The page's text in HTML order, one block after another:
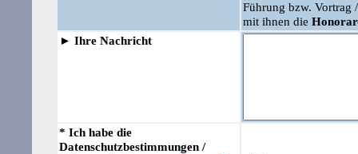
Führung bzw. Vortrag
mit ihnen die
► Ihre Nachricht
* Ich habe die
Datenschutzbestimmungen /